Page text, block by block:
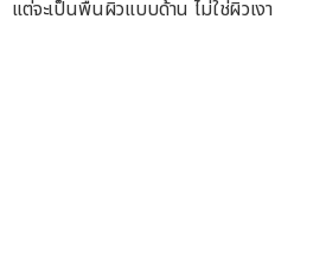
แต่จะเป็นพื้นผิวแบบด้าน ไม่ใช่ผิวเงา